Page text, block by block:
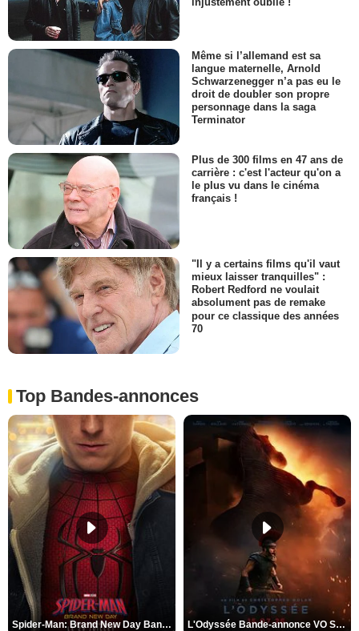
Même si l’allemand est sa
langue maternelle, Arnold
Schwarzenegger n’a pas eu le
droit de doubler son propre
personnage dans la saga
Terminator
Plus de 300 films en 47 ans de
carrière : c'est l'acteur qu'on a
le plus vu dans le cinéma
français !
"Il y a certains films qu'il vaut
mieux laisser tranquilles" :
Robert Redford ne voulait
absolument pas de remake
pour ce classique des années
70
Top Bandes-annonces
Spider-Man: Brand New Day Bande-annonce VO STFR L'Odyssée Bande-annonce VO STFR